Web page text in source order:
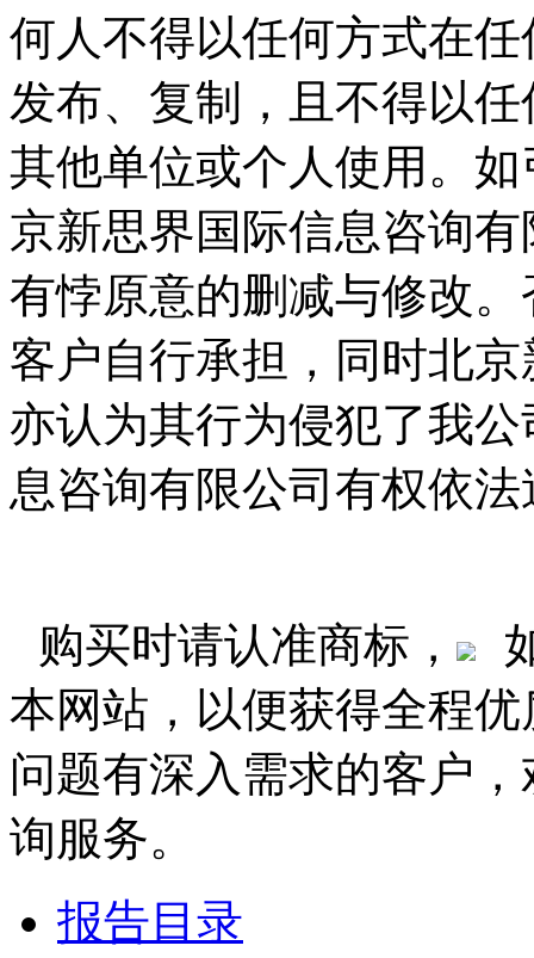
何人不得以任何方式在
发布、复制，且不得以
其他单位或个人使用。
京新思界国际信息咨询
有悖原意的删减与修改
客户自行承担，同时北
亦认为其行为侵犯了我
息咨询有限公司有权依
购买时请认准商标，
本网站，以便获得全程
问题有深入需求的客户
询服务。
报告目录